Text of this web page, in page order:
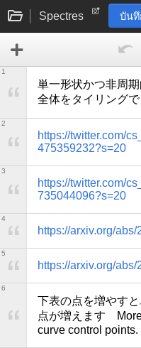
Spectres บัน
単一形状かつ非周
全体をタイリング
1
https://twitter.com/
475359232?s=20
2
https://twitter.com/
735044096?s=20
3
https://arxiv.org/
4
https://arxiv.org/
5
下表の点を増やす
点が増えます　
curve control points.
6